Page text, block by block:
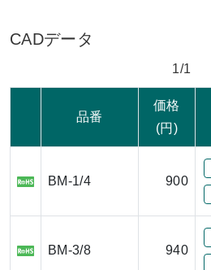
CADデータ
1/1
品番
価格
(円)
BM-1/4 900
BM-3/8 940